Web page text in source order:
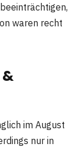
waren recht
&
im August
nur in